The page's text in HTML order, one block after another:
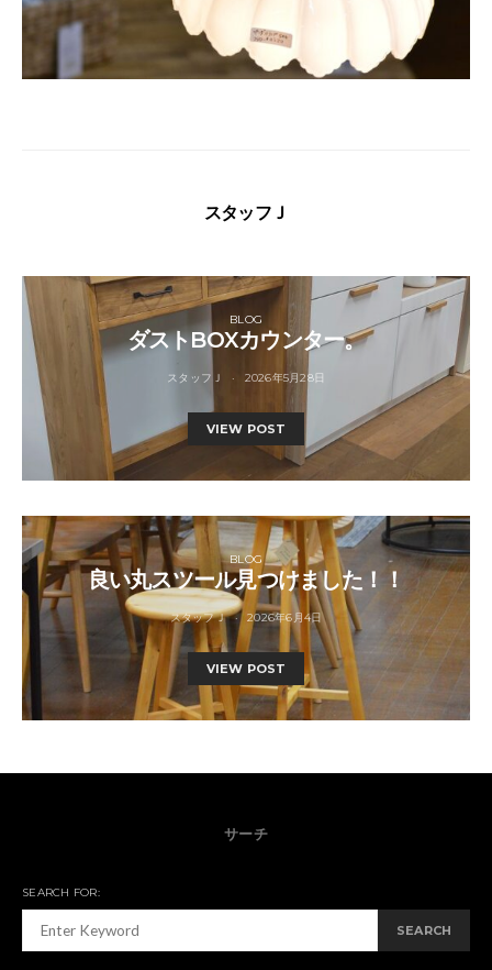
スタッフＪ
BLOG
ダストBOXカウンター。
スタッフＪ 2026年5月28日
VIEW POST
BLOG
良い丸スツール見つけました！！
スタッフＪ 2026年6月4日
VIEW POST
サーチ
SEARCH FOR:
SEARCH